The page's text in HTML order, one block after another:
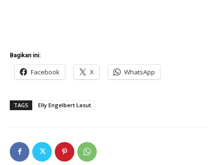
Bagikan ini:
Facebook X WhatsApp
TAGS Elly Engelbert Lasut